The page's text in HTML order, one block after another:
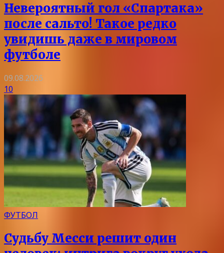
Невероятный гол «Спартака»
после сальто! Такое редко
увидишь даже в мировом
футболе
09.08.2026
10
ФУТБОЛ
Судьбу Месси решит один